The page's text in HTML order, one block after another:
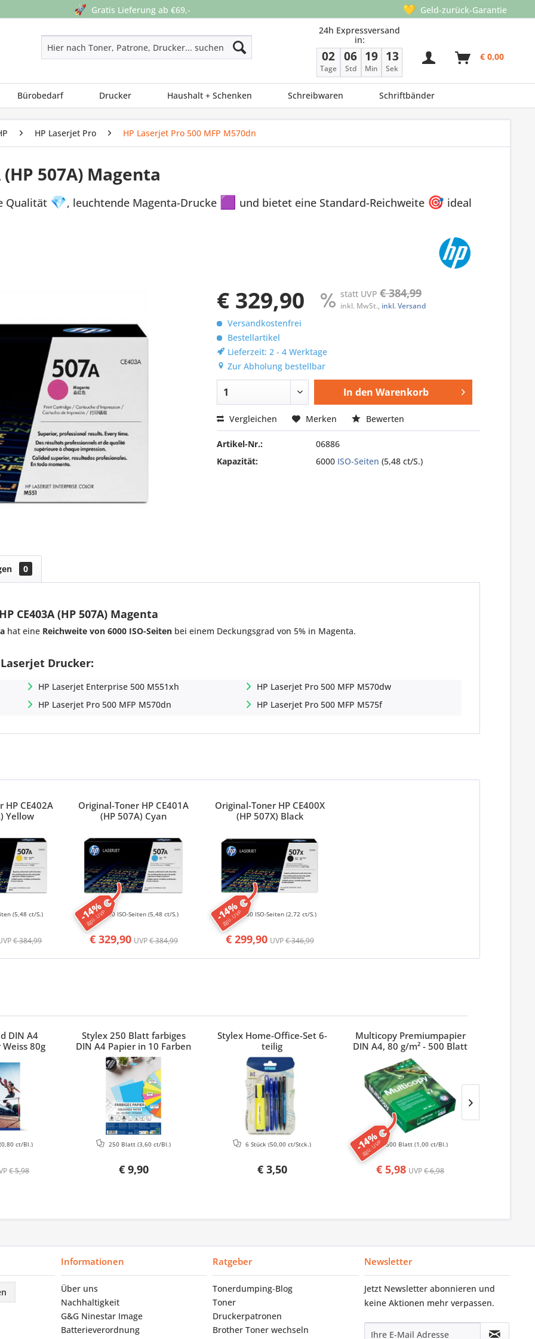
🚀 Gratis Lieferung ab €69,- 💛 Geld-zurück-Garantie
24h Expressversand
in:
02
Tage
06
Std
19
Min
13
Sek
€ 0,00
Bürobedarf Drucker Haushalt + Schenken Schreibwaren Schriftbänder
HP Laserjet Pro HP Laserjet Pro 500 MFP M570dn
507A) Magenta
Qualität 💎, leuchtende Magenta-Drucke 🟪 und bietet eine Standard-Reichweite 🎯 ideal
€ 329,90 statt UVP€ 384,99
inkl. MwSt., inkl. Versand
Versandkostenfrei
Bestellartikel
Lieferzeit: 2 - 4 Werktage
Zur Abholung bestellbar
In den Warenkorb
Vergleichen Merken Bewerten
Artikel-Nr.:
06886
Kapazität:
6000 ISO-Seiten (5,48 ct/S.)
0
CE403A (HP 507A) Magenta
hat eine Reichweite von 6000 ISO-Seiten bei einem Deckungsgrad von 5% in Magenta.
Drucker:
HP Laserjet Enterprise 500 M551xh
HP Laserjet Pro 500 MFP M570dn
HP Laserjet Pro 500 MFP M570dw
HP Laserjet Pro 500 MFP M575f
HP CE402A
Yellow
€ 384,99
(5,48 ct/S.) -14%
ggü. UVP
Original-Toner HP CE401A
(HP 507A) Cyan
€ 329,90 UVP€ 384,99
6000 ISO-Seiten(5,48 ct/S.) -14%
ggü. UVP
Original-Toner HP CE400X
(HP 507X) Black
€ 299,90 UVP€ 346,99
11000 ISO-Seiten(2,72 ct/S.)
DIN A4
80g
€ 5,98
(0,80 ct/Bl.)
Stylex 250 Blatt farbiges
DIN A4 Papier in 10 Farben
€ 9,90
250 Blatt(3,60 ct/Bl.)
Stylex Home-Office-Set 6-
teilig
€ 3,50
6 Stück(50,00 ct/Stck.) -14%
ggü. UVP
Multicopy Premiumpapier
DIN A4, 80 g/m² - 500 Blatt
€ 5,98 UVP€ 6,98
500 Blatt (1,00 ct/Bl.)
Informationen
Über uns
Nachhaltigkeit
G&G Ninestar Image
Batterieverordnung
Ratgeber
Tonerdumping‑Blog
Toner
Druckerpatronen
Brother Toner wechseln
Newsletter
Jetzt Newsletter abonnieren und
keine Aktionen mehr verpassen.